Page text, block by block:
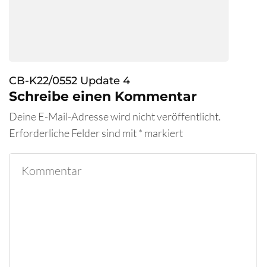
CB-K22/0552 Update 4
Schreibe einen Kommentar
Deine E-Mail-Adresse wird nicht veröffentlicht.
Erforderliche Felder sind mit* markiert